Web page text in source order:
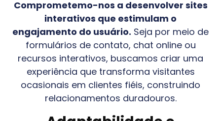
Comprometemo-nos a desenvolver sites
interativos que estimulam o
engajamento do usuário. Seja por meio de
formulários de contato, chat online ou
recursos interativos, buscamos criar uma
experiência que transforma visitantes
ocasionais em clientes fiéis, construindo
relacionamentos duradouros.